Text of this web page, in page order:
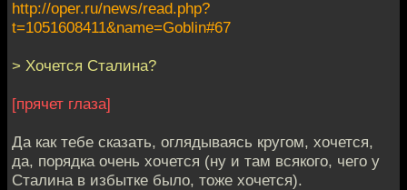
http://oper.ru/news/read.php?
t=1051608411&name=Goblin#67
> Хочется Сталина?
[прячет глаза]
Да как тебе сказать, оглядываясь кругом, хочется,
да, порядка очень хочется (ну и там всякого, чего у
Сталина в избытке было, тоже хочется).